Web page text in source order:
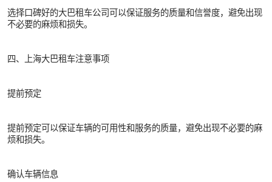
选择口碑好的大巴租车公司可以保证服务的质量和信誉度，避免出现
不必要的麻烦和损失。
四、上海大巴租车注意事项
提前预定
提前预定可以保证车辆的可用性和服务的质量，避免出现不必要的麻
烦和损失。
确认车辆信息